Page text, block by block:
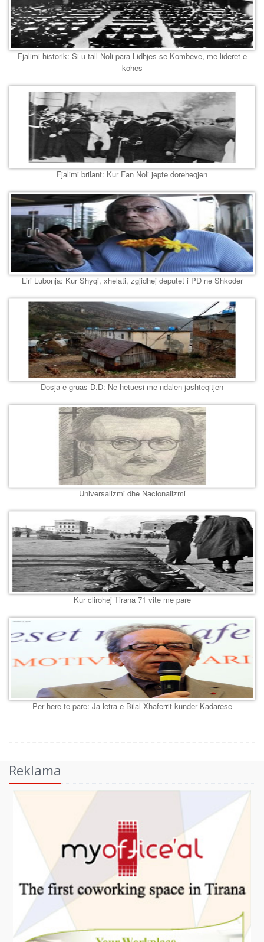
Fjalimi historik: Si u tall Noli para Lidhjes se Kombeve, me lideret e
kohes
Fjalimi brilant: Kur Fan Noli jepte doreheqjen
Liri Lubonja: Kur Shyqi, xhelati, zgjidhej deputet i PD ne Shkoder
Dosja e gruas D.D: Ne hetuesi me ndalen jashteqitjen
Universalizmi dhe Nacionalizmi
Kur clirohej Tirana 71 vite me pare
Per here te pare: Ja letra e Bilal Xhaferrit kunder Kadarese
Reklama